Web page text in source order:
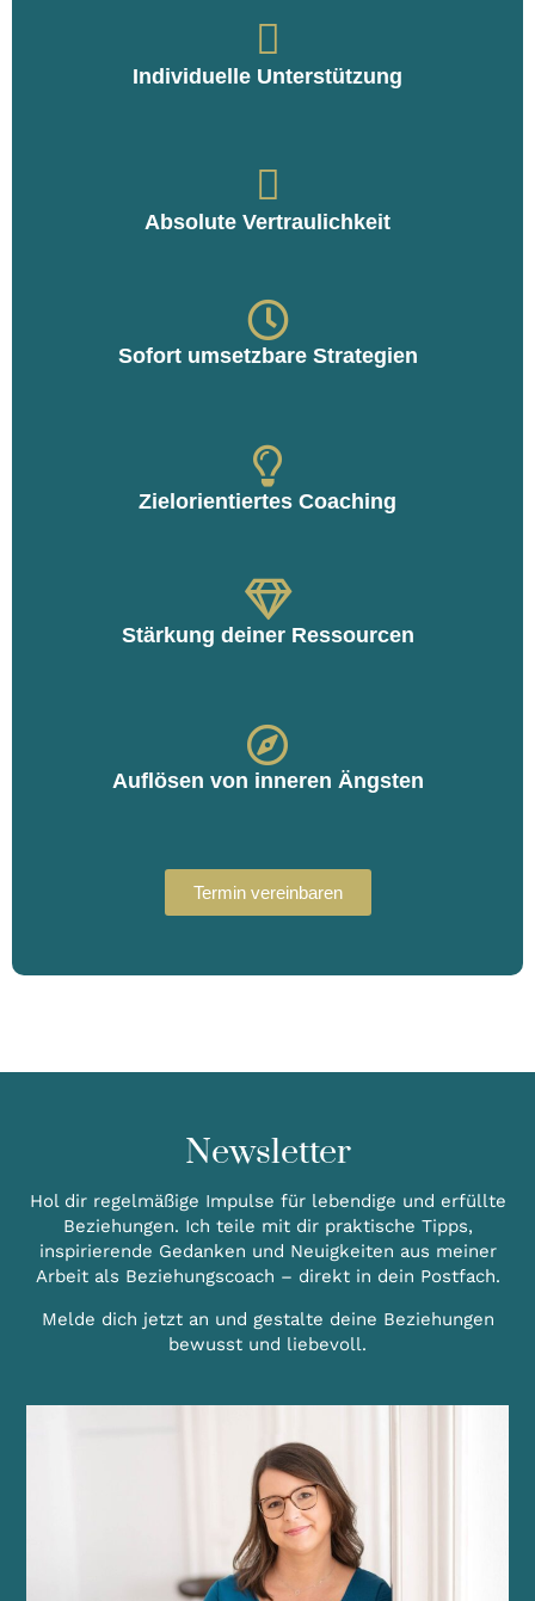
Individuelle Unterstützung
Absolute Vertraulichkeit
Sofort umsetzbare Strategien
Zielorientiertes Coaching
Stärkung deiner Ressourcen
Auflösen von inneren Ängsten
Ter­min ver­ein­ba­ren
Newsletter
Hol dir regelmäßige Impulse für lebendige und erfüllte
Beziehungen. Ich teile mit dir praktische Tipps,
inspirierende Gedanken und Neuigkeiten aus meiner
Arbeit als Beziehungscoach – direkt in dein Postfach.
Melde dich jetzt an und gestalte deine Beziehungen
bewusst und liebevoll.